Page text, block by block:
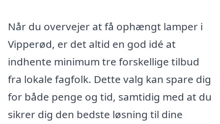
Når du overvejer at få ophængt lamper i
Vipperød, er det altid en god idé at
indhente minimum tre forskellige tilbud
fra lokale fagfolk. Dette valg kan spare dig
for både penge og tid, samtidig med at du
sikrer dig den bedste løsning til dine